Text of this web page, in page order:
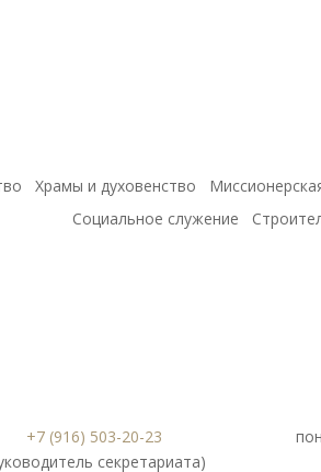
Храмы и духовенство
Социальное служение
+7 (916) 503-20-23
секретариата)